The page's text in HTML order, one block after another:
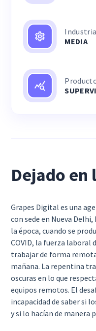
Industria
MEDIA
Dejado en
Grapes Digital es una
con sede en Nueva
la época, cuando se
COVID, la fuerza laboral
trabajar de forma
mañana. La repentina
oscuras en lo que
equipos remotos. El
incapacidad de saber si
y si lo hacían de manera